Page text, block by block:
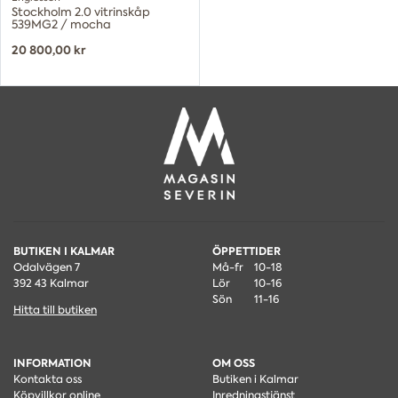
Stockholm 2.0 vitrinskåp
539MG2 / mocha
20 800,00 kr
BUTIKEN I KALMAR
Odalvägen 7
392 43 Kalmar
Hitta till butiken
ÖPPETTIDER
Må-fr
10-18
Lör
10-16
Sön
11-16
INFORMATION
Kontakta oss
OM OSS
Butiken i Kalmar